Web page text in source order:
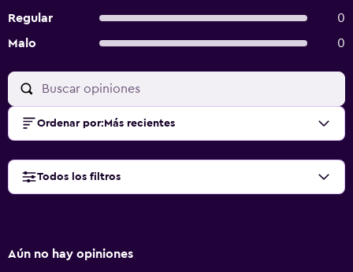
Regular
0
Malo
0
Ordenar por: Más recientes
Todos los filtros
Aún no hay opiniones